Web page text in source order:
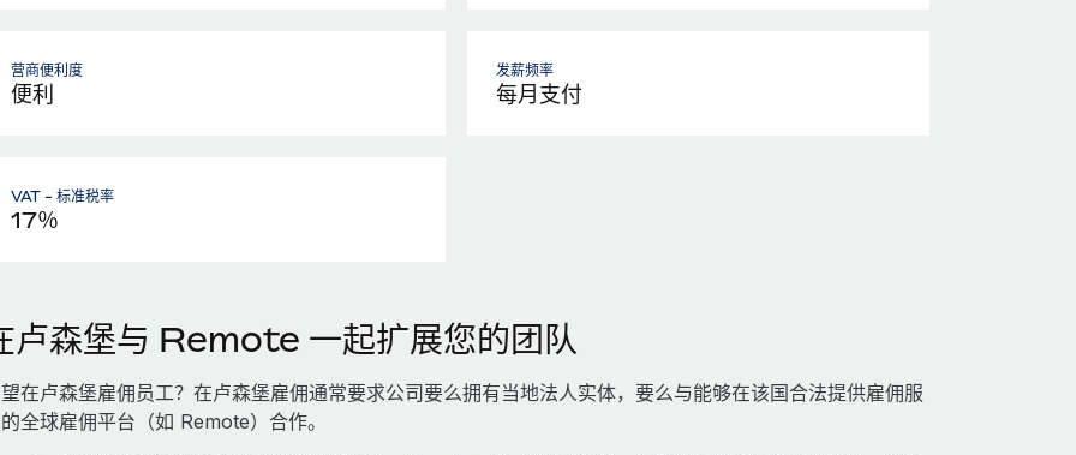
营商便利度
便利
发薪频率
每月支付
VAT - 标准税率
17％
卢森堡与 Remote 一起扩展您的团队
在卢森堡雇佣员工？在卢森堡雇佣通常要求公司要么拥有当地法人实体，要么与能够在该国合法提供雇佣服
全球雇佣平台（如 Remote）合作。